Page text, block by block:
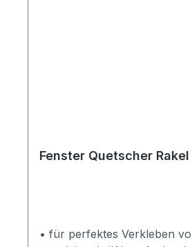
Fenster Quetscher Rakel
• für perfektes Verkleben